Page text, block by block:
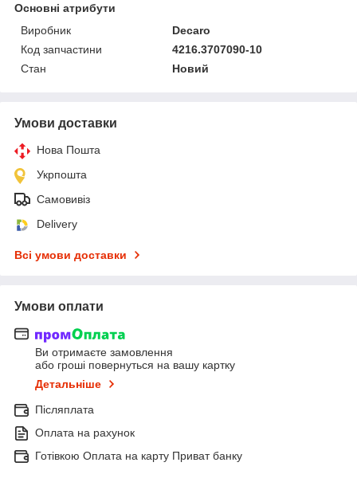
Основні атрибути
Виробник
Decaro
Код запчастини
4216.3707090-10
Стан
Новий
Умови доставки
Нова Пошта
Укрпошта
Самовивіз
Delivery
Всі умови доставки
Умови оплати
Ви отримаєте замовлення
або гроші повернуться на вашу картку
Детальніше
Післяплата
Оплата на рахунок
Готівкою Оплата на карту Приват банку